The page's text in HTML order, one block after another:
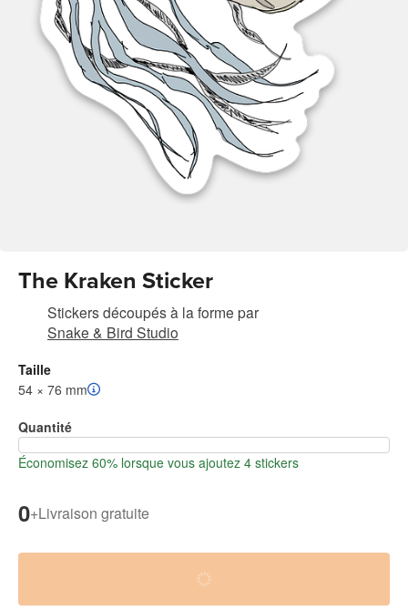
The Kraken Sticker
Stickers découpés à la forme par
Snake & Bird Studio
Taille
54 × 76 mm
Quantité
Économisez 60% lorsque vous ajoutez 4 stickers
0+Livraison gratuite